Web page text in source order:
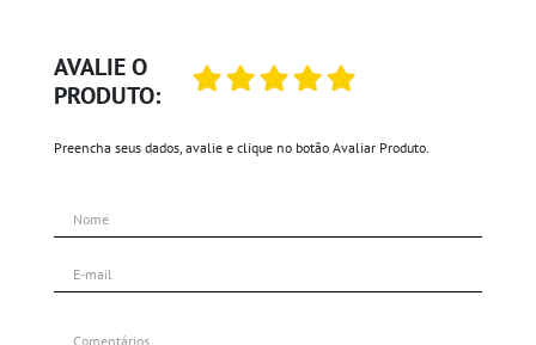
AVALIE O
PRODUTO:
Preencha seus dados, avalie e clique no botão Avaliar Produto.